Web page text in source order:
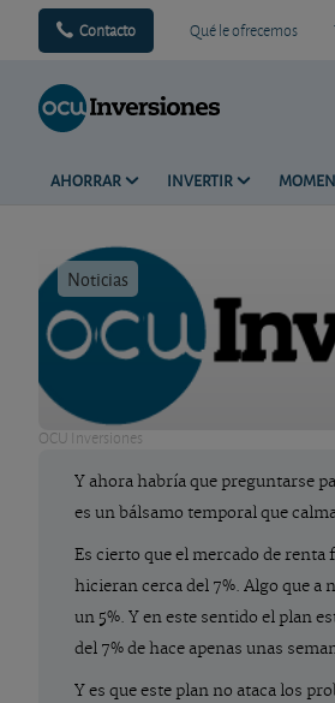
Contacto Qué le ofrecemos
AHORRAR INVERTIR
Noticias
OCU Inversiones
Y ahora habría que preguntarse
es un bálsamo temporal que
Es cierto que el mercado de
hicieran cerca del 7%. Algo que
un 5%. Y en este sentido el plan
del 7% de hace apenas unas
Y es que este plan no ataca los